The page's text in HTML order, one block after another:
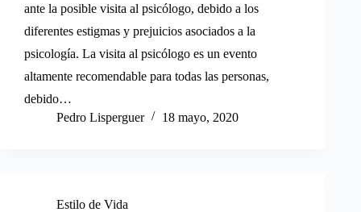
ante la posible visita al psicólogo, debido a los
diferentes estigmas y prejuicios asociados a la
psicología. La visita al psicólogo es un evento
altamente recomendable para todas las personas,
debido…
Pedro Lisperguer
18 mayo, 2020
Estilo de Vida